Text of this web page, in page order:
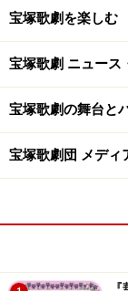
宝塚歌劇を楽しむ
宝塚歌劇 ニュース
宝塚歌劇の舞台と
宝塚歌劇団 メディ